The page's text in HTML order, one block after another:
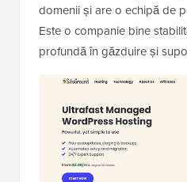
domenii și are o echipă de
Este o companie bine
profundă în găzduire și